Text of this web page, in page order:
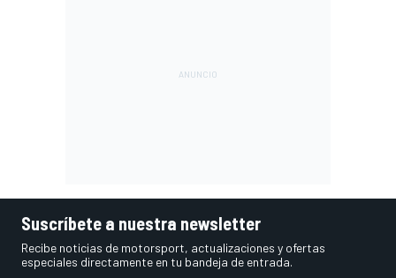
Suscríbete a nuestra newsletter
Recibe noticias de motorsport, actualizaciones y ofertas
especiales directamente en tu bandeja de entrada.